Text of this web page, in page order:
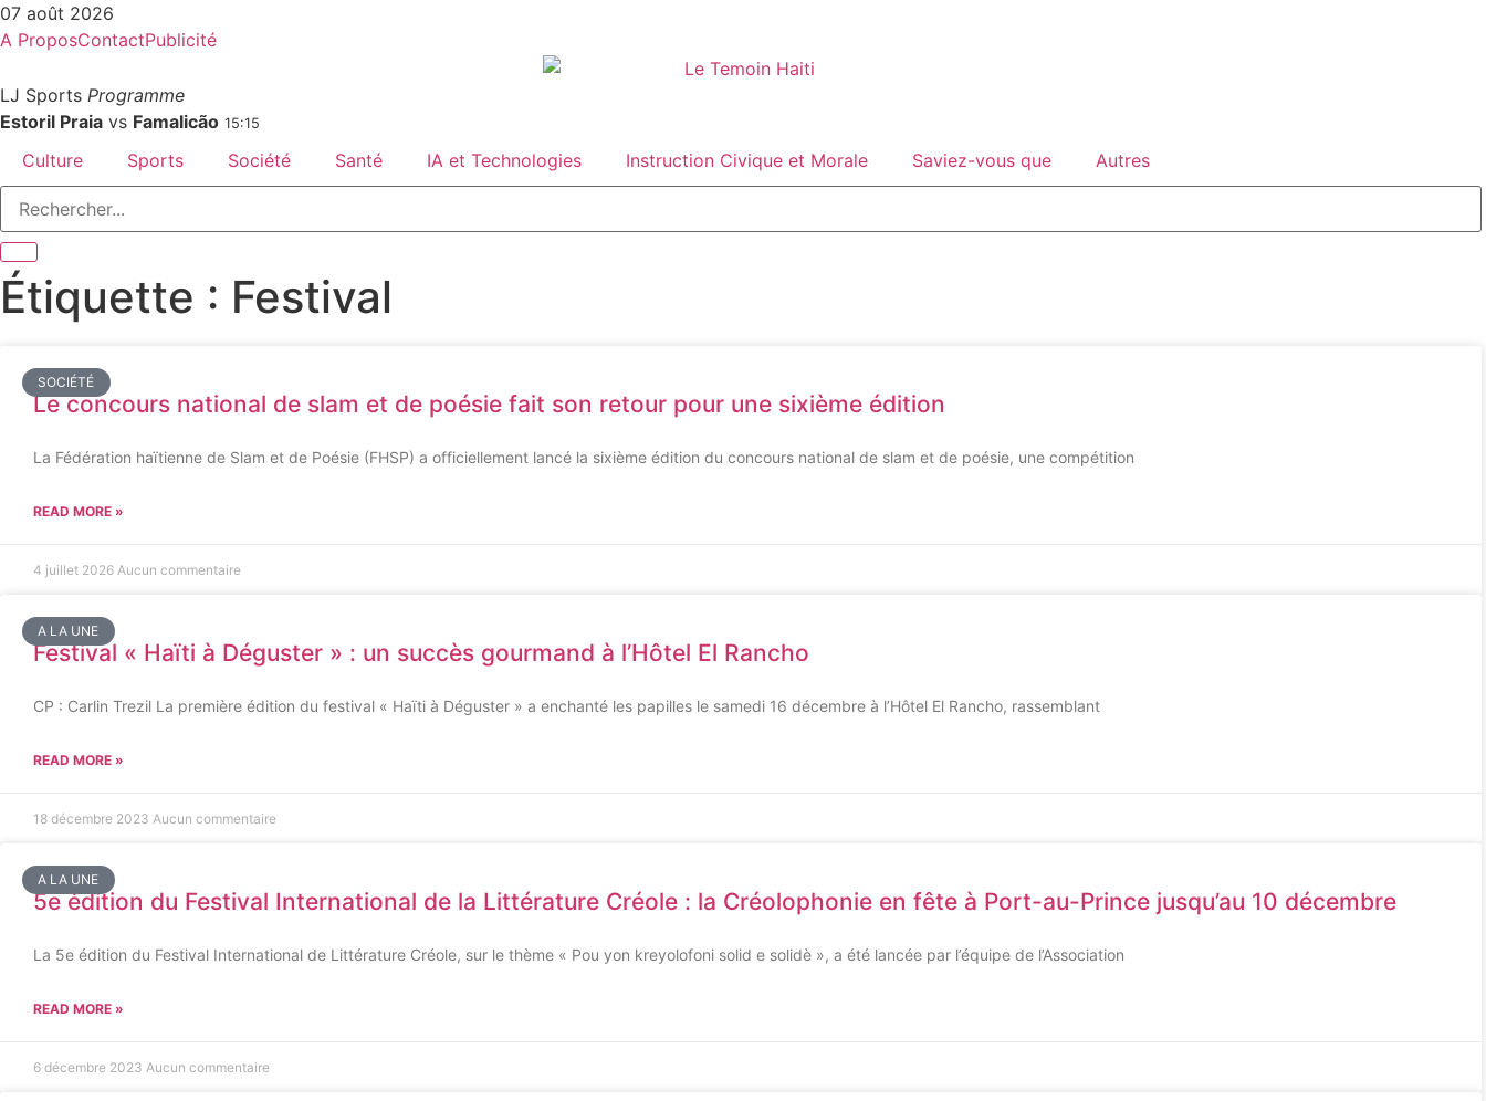
07 août 2026
A ProposContactPublicité
LJ Sports Programme
Estoril Praia vs Famalicão 15:15
Culture Sports Société Santé IA et Technologies Instruction Civique et Morale Saviez-vous que Autres
Étiquette : Festival
SOCIÉTÉ
Le concours national de slam et de poésie fait son retour pour une sixième édition
La Fédération haïtienne de Slam et de Poésie (FHSP) a officiellement lancé la sixième édition du concours national de slam et de poésie, une compétition
READ MORE »
4 juillet 2026 Aucun commentaire
A LA UNE
Festival « Haïti à Déguster » : un succès gourmand à l’Hôtel El Rancho
CP : Carlin Trezil La première édition du festival « Haïti à Déguster » a enchanté les papilles le samedi 16 décembre à l’Hôtel El Rancho, rassemblant
READ MORE »
18 décembre 2023 Aucun commentaire
A LA UNE
5e édition du Festival International de la Littérature Créole : la Créolophonie en fête à Port-au-Prince jusqu’au 10 décembre
La 5e édition du Festival International de Littérature Créole, sur le thème « Pou yon kreyolofoni solid e solidè », a été lancée par l’équipe de l’Association
READ MORE »
6 décembre 2023 Aucun commentaire